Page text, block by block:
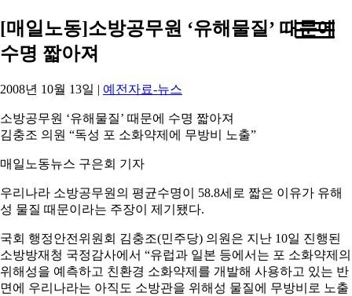
[매일노동]소방공무원 ‘유해물질’ 때문에
수명 짧아져
2008년 10월 13일 | 예전자료-뉴스
소방공무원 ‘유해물질’ 때문에 수명 짧아져
김충조 의원 “독성 포 소화약제에 무방비 노출”
매일노동뉴스 구은회 기자
우리나라 소방공무원의 평균수명이 58.8세로 짧은 이유가 유해
성 물질 때문이라는 주장이 제기됐다.
국회 행정안전위원회 김충조(민주당) 의원은 지난 10일 진행된
소방방재청 국정감사에서 “유럽과 일본 등에서는 포 소화약제의
위해성을 예측하고 친환경 소화약제를 개발해 사용하고 있는 반
면에 우리나라는 아직도 소방관을 위해성 물질에 무방비로 노출